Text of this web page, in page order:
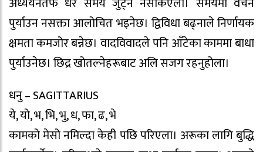
पुर्याउन नसक्ता आलोचित भइनेछ। द्विविधा बढ्नाले निर्णायक
क्षमता कमजोर बन्नेछ। वादविवादले पनि आँटेका काममा बाधा
पुर्याउनेछ। छिद्र खोतल्नेहरूबाट अलि सजग रहनुहोला।
धनु – SAGITTARIUS
ये, यो, भ, भि, भु, ध, फा, ढ, भे
कामको मेसो नमिल्दा केही पछि परिएला। अरूका लागि बुद्धि